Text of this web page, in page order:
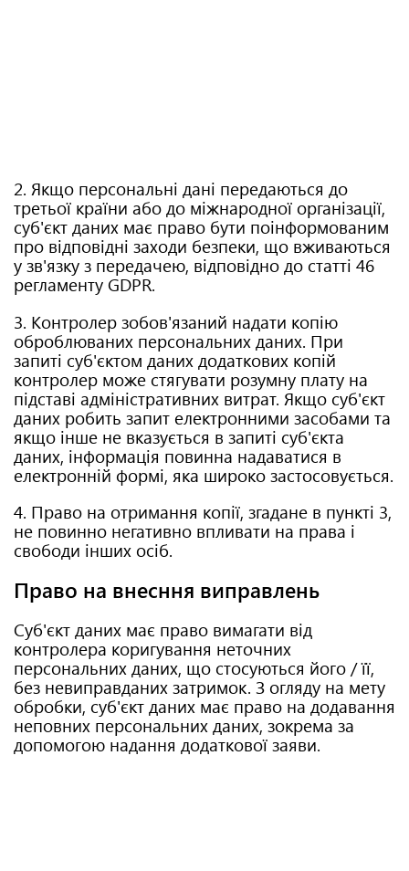
2. Якщо персональні дані передаються до
третьої країни або до міжнародної організації,
суб'єкт даних має право бути поінформованим
про відповідні заходи безпеки, що вживаються
у зв'язку з передачею, відповідно до статті 46
регламенту GDPR.
3. Контролер зобов'язаний надати копію
оброблюваних персональних даних. При
запиті суб'єктом даних додаткових копій
контролер може стягувати розумну плату на
підставі адміністративних витрат. Якщо суб'єкт
даних робить запит електронними засобами та
якщо інше не вказується в запиті суб'єкта
даних, інформація повинна надаватися в
електронній формі, яка широко застосовується.
4. Право на отримання копії, згадане в пункті 3,
не повинно негативно впливати на права і
свободи інших осіб.
Право на внесння виправлень
Суб'єкт даних має право вимагати від
контролера коригування неточних
персональних даних, що стосуються його / її,
без невиправданих затримок. З огляду на мету
обробки, суб'єкт даних має право на додавання
неповних персональних даних, зокрема за
допомогою надання додаткової заяви.